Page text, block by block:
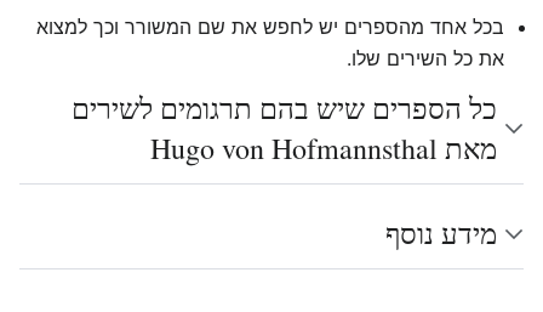
בכל אחד מהספרים יש לחפש את שם המשורר וכך למצוא
את כל השירים שלו.
כל הספרים שיש בהם תרגומים לשירים
מאת Hugo von Hofmannsthal
מידע נוסף